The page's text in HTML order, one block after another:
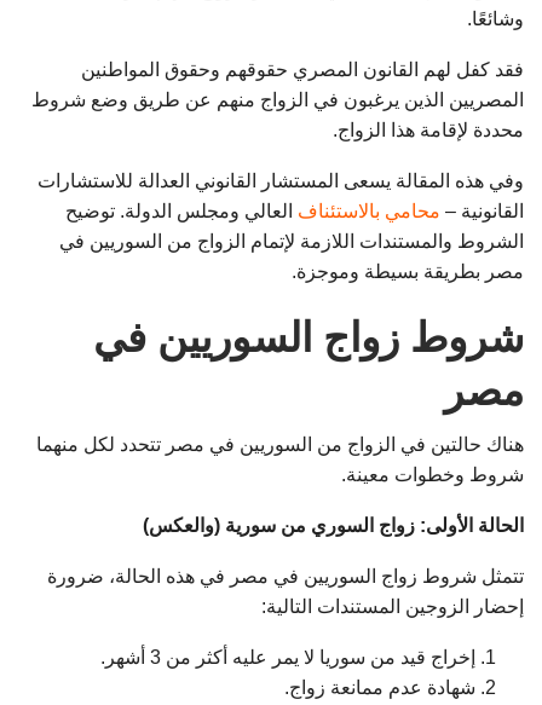
وشائعًا.
فقد كفل لهم القانون المصري حقوقهم وحقوق المواطنين
المصريين الذين يرغبون في الزواج منهم عن طريق وضع شروط
محددة لإقامة هذا الزواج.
وفي هذه المقالة يسعى المستشار القانوني العدالة للاستشارات
القانونية – محامي بالاستئناف العالي ومجلس الدولة. توضيح
الشروط والمستندات اللازمة لإتمام الزواج من السوريين في
مصر بطريقة بسيطة وموجزة.
شروط زواج السوريين في
مصر
هناك حالتين في الزواج من السوريين في مصر تتحدد لكل منهما
شروط وخطوات معينة.
الحالة الأولى: زواج السوري من سورية (والعكس)
تتمثل شروط زواج السوريين في مصر في هذه الحالة، ضرورة
إحضار الزوجين المستندات التالية:
إخراج قيد من سوريا لا يمر عليه أكثر من 3 أشهر.
شهادة عدم ممانعة زواج.